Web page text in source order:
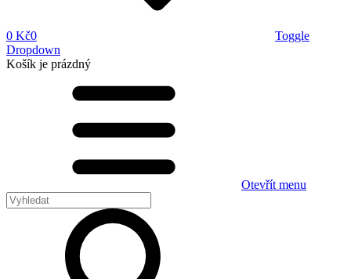
0 Kč0
Toggle
Dropdown
Košík je prázdný
Otevřít menu